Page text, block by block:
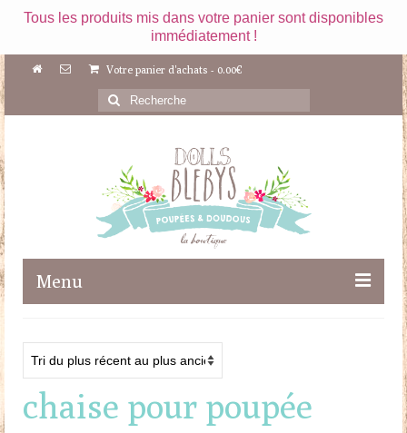
Tous les produits mis dans votre panier sont disponibles
immédiatement !
Votre panier d'achats - 0.00€
Rechercher
:
Menu
Maileg
Poupées
chaise pour poupée